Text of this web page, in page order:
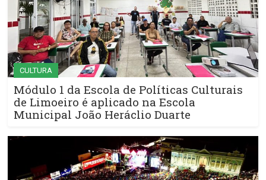
CULTURA
Módulo 1 da Escola de Políticas Culturais
de Limoeiro é aplicado na Escola
Municipal João Heráclio Duarte